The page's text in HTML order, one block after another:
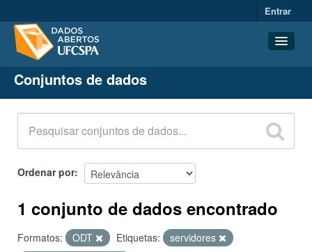
Entrar
Conjuntos de dados
Organizações
Grupos
Sobre
Conjuntos de dados
Ordenar por
1 conjunto de dados encontrado
Formatos: ODT Etiquetas:
servidores